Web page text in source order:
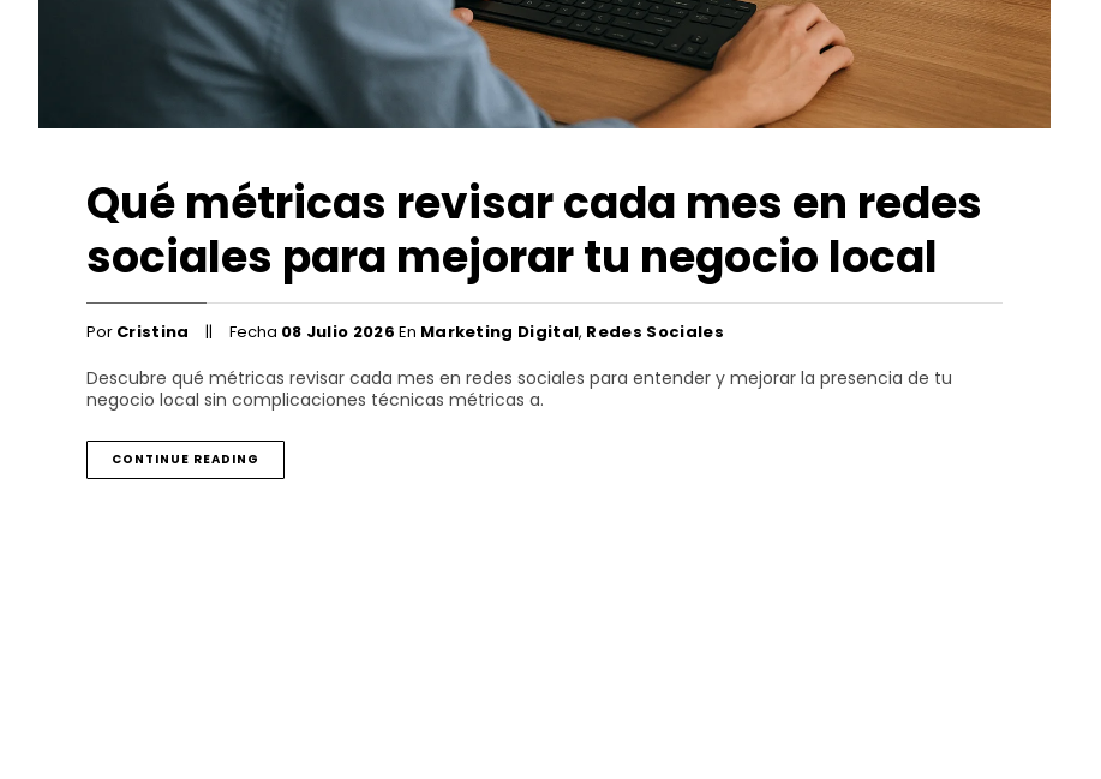
Qué métricas revisar cada mes en redes
sociales para mejorar tu negocio local
Por Cristina Fecha 08 Julio 2026 En Marketing Digital, Redes Sociales
Descubre qué métricas revisar cada mes en redes sociales para entender y mejorar la presencia de tu
negocio local sin complicaciones técnicas métricas a.
CONTINUE READING